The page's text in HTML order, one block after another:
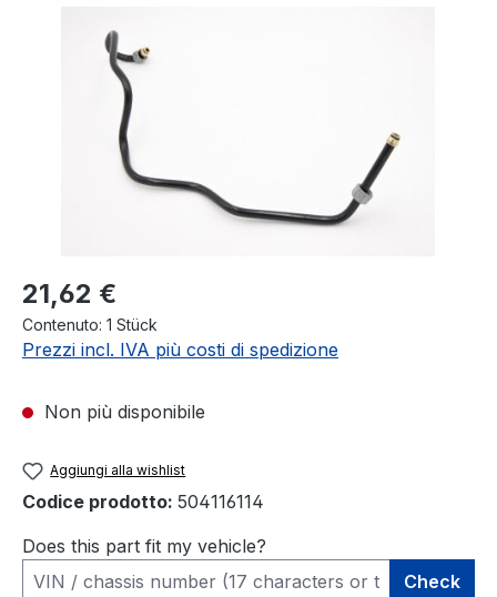
Prezzo normale:
21,62 €
Contenuto: 1 Stück
Prezzi incl. IVA più costi di spedizione
Non più disponibile
Aggiungi alla wishlist
Codice prodotto: 504116114
Does this part fit my vehicle?
Check